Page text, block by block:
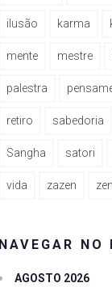
ilusão karma
mente mestre
palestra
retiro sabedoria
Sangha satori
vida zazen zen
NAVEGAR NO
AGOSTO 2026